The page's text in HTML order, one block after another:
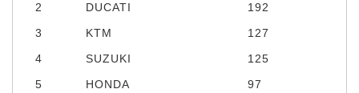
2
DUCATI
192
3
KTM
127
4
SUZUKI
125
5
HONDA
97